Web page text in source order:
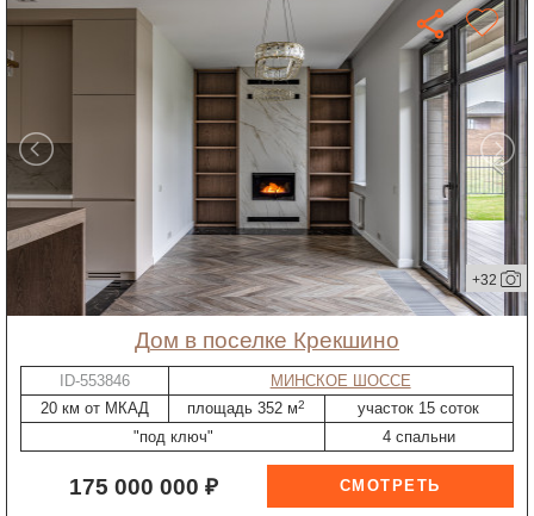
+32
дом в поселке Крекшино
ID-553846
МИНСКОЕ ШОССЕ
20 км от МКАД
площадь 352 м2
участок 15 соток
"под ключ"
4 спальни
175 000 000 ₽